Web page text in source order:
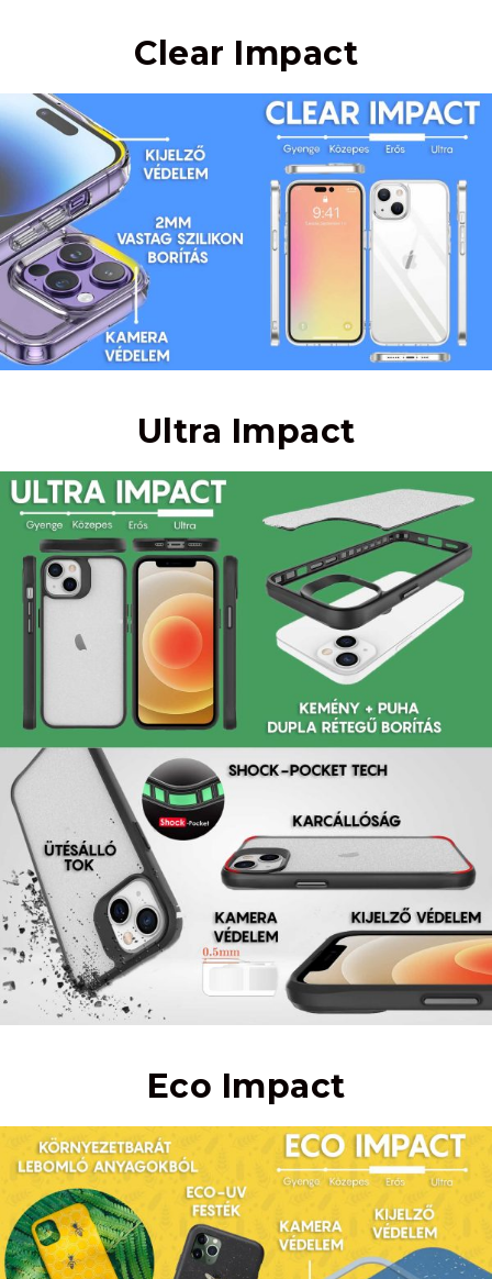
Clear Impact
Ultra Impact
Eco Impact